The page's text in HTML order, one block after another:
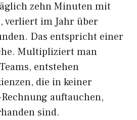
zehn Minuten mit
verliert im Jahr über
Das entspricht einer
Multipliziert man
entstehen
die in keiner
auftauchen,
sind.